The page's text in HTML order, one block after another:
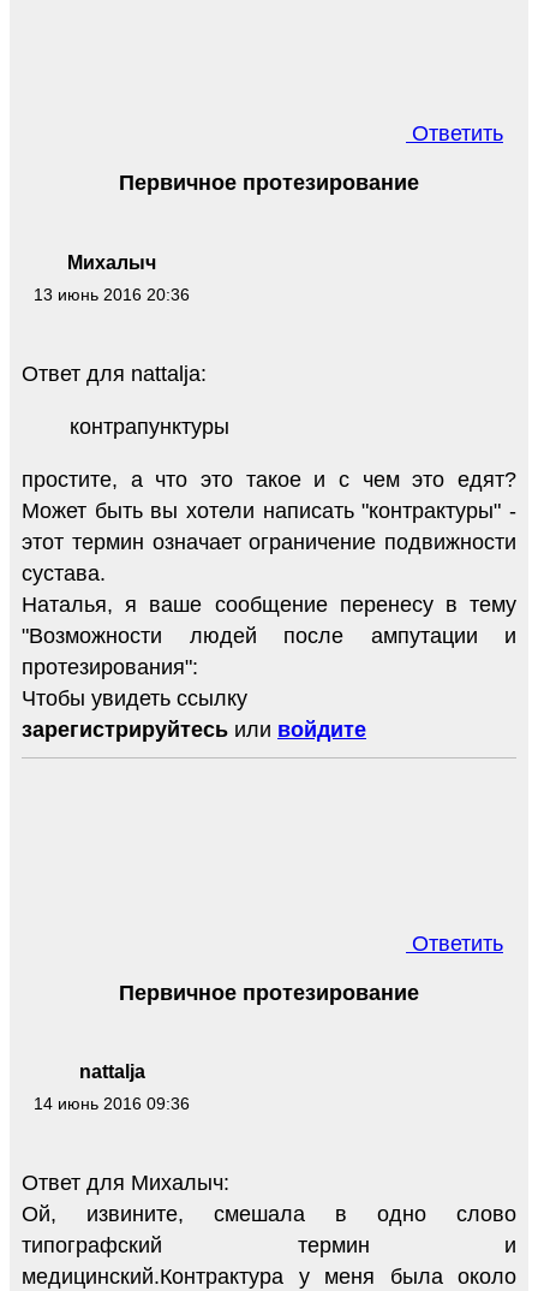
Ответить
Михалыч
13 июнь 2016 20:36
Первичное протезирование
Ответ для nattalja:
контрапунктуры
простите, а что это такое и с чем это едят?
Может быть вы хотели написать "контрактуры" -
этот термин означает ограничение подвижности
сустава.
Наталья, я ваше сообщение перенесу в тему
"Возможности людей после ампутации и
протезирования":
Чтобы увидеть ссылку
зарегистрируйтесь или войдите
Ответить
nattalja
14 июнь 2016 09:36
Первичное протезирование
Ответ для Михалыч:
Ой, извините, смешала в одно слово
типографский термин и
медицинский.Контрактура у меня была около